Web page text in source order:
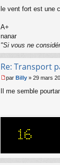
n
le vent fort est une
A+
nanar
"Si vous ne
Re: Transport
e
l
par Billy » 29 mars
Il me semble